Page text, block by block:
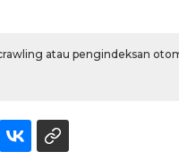
atau pengindeksan